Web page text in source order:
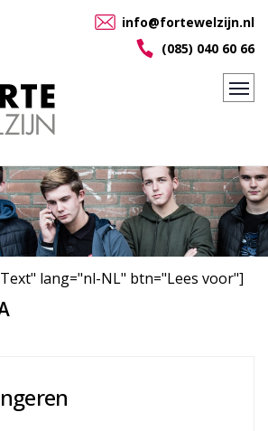
info@fortewelzijn.nl
(085) 040 60 66
lang="nl-NL" btn="Lees voor"]